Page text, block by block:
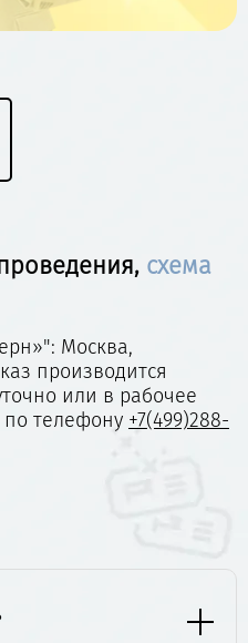
схема
Москва,
производится
или в рабочее
по телефону +7(499)288-